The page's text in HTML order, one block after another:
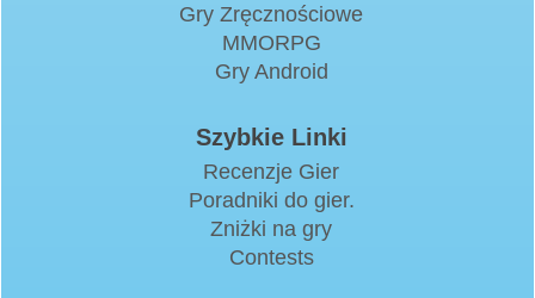
Gry Zręcznościowe
MMORPG
Gry Android
Szybkie Linki
Recenzje Gier
Poradniki do gier.
Zniżki na gry
Contests